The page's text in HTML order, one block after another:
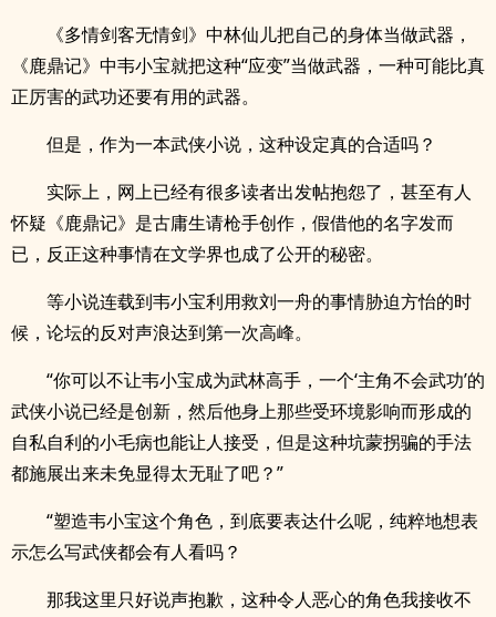
《多情剑客无情剑》中林仙儿把自己的身体当做武器，
《鹿鼎记》中韦小宝就把这种“应变”当做武器，一种可能比真
正厉害的武功还要有用的武器。
但是，作为一本武侠小说，这种设定真的合适吗？
实际上，网上已经有很多读者出发帖抱怨了，甚至有人
怀疑《鹿鼎记》是古庸生请枪手创作，假借他的名字发而
已，反正这种事情在文学界也成了公开的秘密。
等小说连载到韦小宝利用救刘一舟的事情胁迫方怡的时
候，论坛的反对声浪达到第一次高峰。
“你可以不让韦小宝成为武林高手，一个‘主角不会武功’的
武侠小说已经是创新，然后他身上那些受环境影响而形成的
自私自利的小毛病也能让人接受，但是这种坑蒙拐骗的手法
都施展出来未免显得太无耻了吧？”
“塑造韦小宝这个角色，到底要表达什么呢，纯粹地想表
示怎么写武侠都会有人看吗？
那我这里只好说声抱歉，这种令人恶心的角色我接收不